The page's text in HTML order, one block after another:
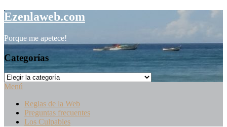
Saltar
al
Ezenlaweb.com
Porque me apetece!
Categorías
Categorías
Menú
Reglas de la Web
Preguntas frecuentes
Los Culpables